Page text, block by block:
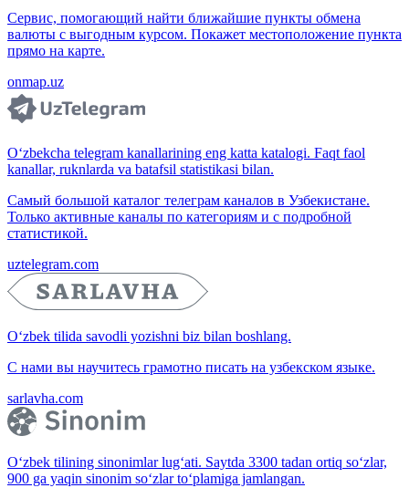
Сервис, помогающий найти ближайшие пункты обмена
валюты с выгодным курсом. Покажет местоположение пункта
прямо на карте.
onmap.uz
O‘zbekcha telegram kanallarining eng katta katalogi. Faqt faol
kanallar, ruknlarda va batafsil statistikasi bilan.
Самый большой каталог телеграм каналов в Узбекистане.
Только активные каналы по категориям и с подробной
статистикой.
uztelegram.com
O‘zbek tilida savodli yozishni biz bilan boshlang.
С нами вы научитесь грамотно писать на узбекском языке.
sarlavha.com
O‘zbek tilining sinonimlar lug‘ati. Saytda 3300 tadan ortiq so‘zlar,
900 ga yaqin sinonim so‘zlar to‘plamiga jamlangan.